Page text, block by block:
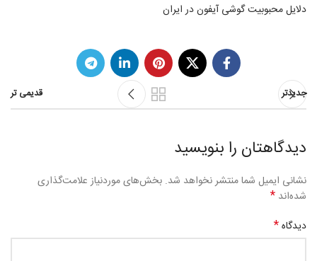
دلایل محبوبیت گوشی آیفون در ایران
جدیدتر قدیمی تر
دیدگاهتان را بنویسید
نشانی ایمیل شما منتشر نخواهد شد. بخش‌های موردنیاز علامت‌گذاری
شده‌اند *
دیدگاه*